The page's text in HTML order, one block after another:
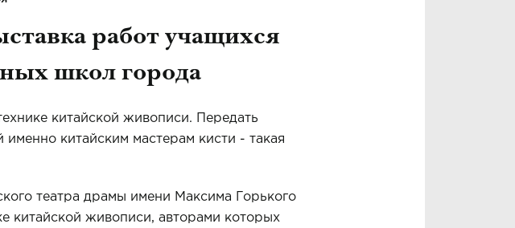
работ учащихся
школ города
китайской живописи. Передать
китайским мастерам кисти - такая
театра драмы имени Максима Горького
китайской живописи, авторами которых